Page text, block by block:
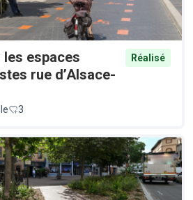
espaces
rue d’Alsace-
Réalisé
3